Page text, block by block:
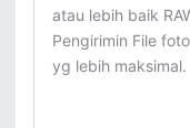
atau lebih baik
Pengirimin File
yg lebih maksimal.